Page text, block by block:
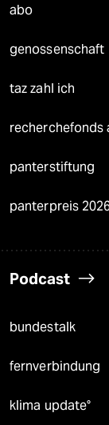
abo
genossenschaft
taz zahl ich
recherchefonds
panterstiftung
panterpreis
Podcast
bundestalk
fernverbindung
klima update°